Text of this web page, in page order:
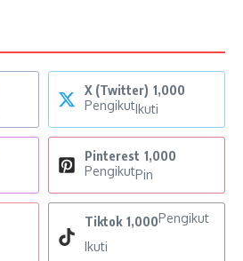
X (Twitter) 1,000
PengikutIkuti
Pinterest 1,000
PengikutPin
Tiktok 1,000Pengikut
Ikuti